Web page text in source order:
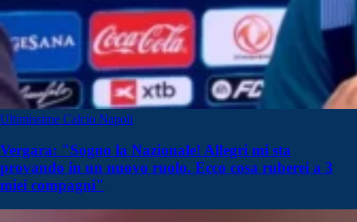
Ultimissime Calcio Napoli
Vergara: "Sogno la Nazionale! Allegri mi sta
provando in un nuovo ruolo. Ecco cosa ruberei a 3
miei compagni"